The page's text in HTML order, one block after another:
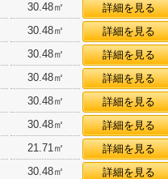
30.48㎡ 詳細を見る
30.48㎡ 詳細を見る
30.48㎡ 詳細を見る
30.48㎡ 詳細を見る
30.48㎡ 詳細を見る
30.48㎡ 詳細を見る
21.71㎡ 詳細を見る
30.48㎡ 詳細を見る